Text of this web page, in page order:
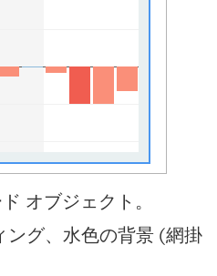
オブジェクト。
ング、水色の背景 (網掛